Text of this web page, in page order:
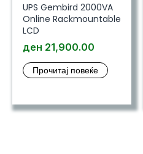
UPS Gembird 2000VA
Online Rackmountable
LCD
ден 21,900.00
Прочитај повеќе